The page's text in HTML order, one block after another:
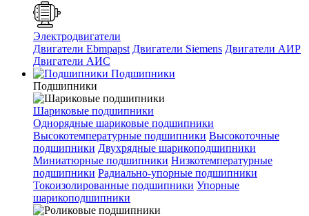
Электродвигатели
Двигатели Ebmpapst Двигатели Siemens Двигатели АИР
Двигатели АИС
Подшипники
Подшипники
Шариковые подшипники
Однорядные шариковые подшипники
Высокотемпературные подшипники Высокоточные
подшипники Двухрядные шарикоподшипники
Миниатюрные подшипники Низкотемпературные
подшипники Радиально-упорные подшипники
Токоизолированные подшипники Упорные
шарикоподшипники